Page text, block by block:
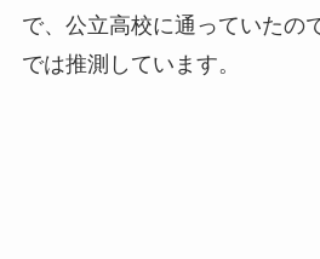
で、公立高校に通っていたの
では推測しています。